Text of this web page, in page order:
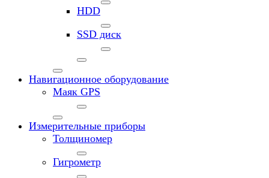
HDD
SSD диск
Навигационное оборудование
Маяк GPS
Измерительные приборы
Толщиномер
Гигрометр